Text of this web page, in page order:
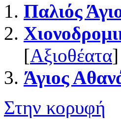
Παλιός
[Αξιοθέατα]
Άγιος
Στην κορυφή